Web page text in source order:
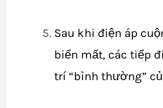
Sau khi điện áp
biến mất, các tiếp
trí “bình thường”